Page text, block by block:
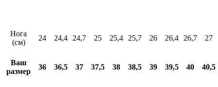
Нога
(см)
24 24,4 24,7 25 25,4 25,7 26 26,4 26,7 27
Ваш
размер
36 36,5 37 37,5 38 38,5 39 39,5 40 40,5